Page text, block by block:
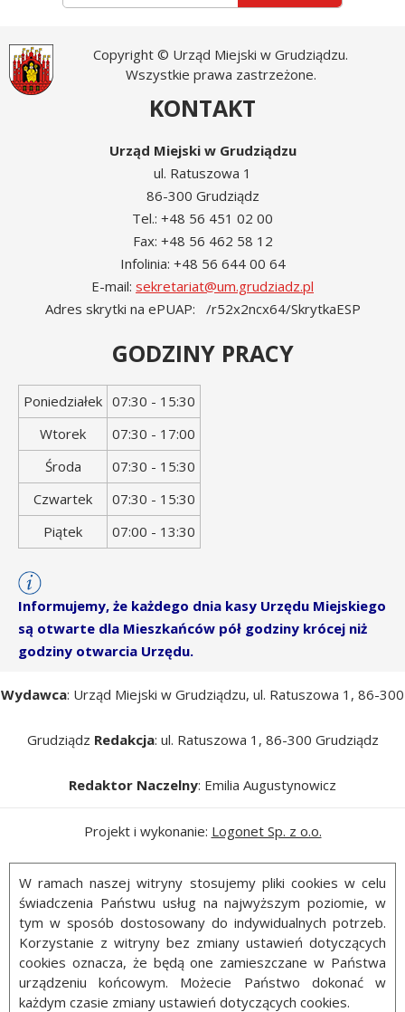
Copyright © Urząd Miejski w Grudziądzu.
Wszystkie prawa zastrzeżone.
KONTAKT
Urząd Miejski w Grudziądzu
ul. Ratuszowa 1
86-300 Grudziądz
Tel.: +48 56 451 02 00
Fax: +48 56 462 58 12
Infolinia: +48 56 644 00 64
E-mail: sekretariat@um.grudziadz.pl
Adres skrytki na ePUAP: /r52x2ncx64/SkrytkaESP
GODZINY PRACY
Dzień
tygodnia
Godziny
otwarcia
Poniedziałek 07:30 - 15:30
Wtorek
07:30 - 17:00
Środa
07:30 - 15:30
Czwartek
07:30 - 15:30
Piątek
07:00 - 13:30
Informujemy, że każdego dnia kasy Urzędu Miejskiego
są otwarte dla Mieszkańców pół godziny krócej niż
godziny otwarcia Urzędu.
Wydawca: Urząd Miejski w Grudziądzu, ul. Ratuszowa 1, 86-300
Grudziądz Redakcja: ul. Ratuszowa 1, 86-300 Grudziądz
Redaktor Naczelny: Emilia Augustynowicz
Projekt i wykonanie: Logonet Sp. z o.o.
W ramach naszej witryny stosujemy pliki cookies w celu
świadczenia Państwu usług na najwyższym poziomie, w
tym w sposób dostosowany do indywidualnych potrzeb.
Korzystanie z witryny bez zmiany ustawień dotyczących
cookies oznacza, że będą one zamieszczane w Państwa
urządzeniu końcowym. Możecie Państwo dokonać w
każdym czasie zmiany ustawień dotyczących cookies.